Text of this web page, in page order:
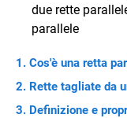
due rette
parallele
Cos'è una retta
Rette tagliate da
Definizione e